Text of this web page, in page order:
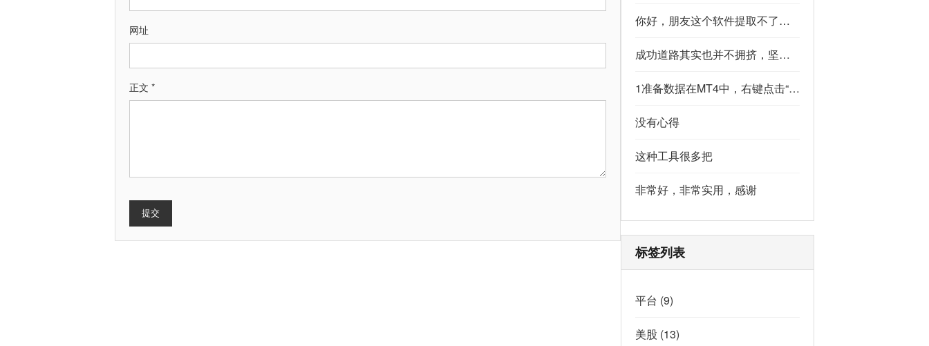
网址
正文 *
提交
你好，朋友这个软件提取不了如果你看到了，能不能把这个纯净版的发我邮箱里不
成功道路其实也并不拥挤，坚持下去的人，少之又少,说的真好
1准备数据在MT4中，右键点击“账户历史” → 选择“保存为详细户口结单” → 保存为一个HTML文件。用Excel打开这个HTML文件，或者打开它并复制全部内容，粘贴到一个空白Excel工作表中。2使用你的.xlsm文件打开你已经保存好的“MT4报表合并神器.xlsm”文件。将上一步中未处理的两行数据，复制并粘贴到这个.xlsm文件的第一个工作表中。3运行宏在Excel中，按快捷键 Alt + F8 打开“宏”对话框。选择名为 MergeMT4Statement_Ultimate 的宏，然后点击“执行”或“运行”。4完成宏运行后，你会发现原本错位成两行的数据，已经自动合并成一行了。
没有心得
这种工具很多把
非常好，非常实用，感谢
标签列表
平台 (9)
美股 (13)